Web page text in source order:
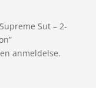
Sut – 2-
anmeldelse.